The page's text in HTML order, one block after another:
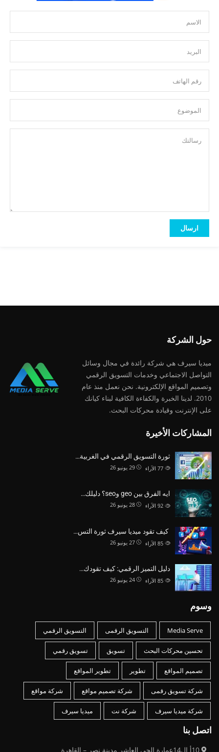
حول الشركة
ميديا ​​سيرف هي شركة رائدة في مجال وسائل
التواصل الاجتماعي وخدمات التسويق الرقمي
وتصميم المواقع الإلكترونية. نحن نعمل منذ عام
2010. لدينا الخبرة والكفاءة الكافية لبناء كيانك
على الإنترنت وقيادة محركات البحث.
المشاركات الأخيرة
ثورة التسويق الرقمي في الغربية…
29 يونيو 26 الآراء
ايه الفرق بين geo وseo؟ دليلك…
28 يونيو 26 الآراء
كيف تقود ميديا سيرف ثورة التس…
27 يونيو 26 الآراء
دليل التميز الرقمي: كيف تقودك…
24 يونيو 26 الآراء
وسوم
Media Serve التسويق الرقمى التسويق الرقمي
تحسين محركات البحث تسويق تسويق رقمي
تصميم المواقع تطوير تطوير المواقع
شركة تسويق رقمى شركة تصميم مواقع شركة مواقع
شركة ميديا سيرف شركة نت ميديا سيرف
اتصل بنا